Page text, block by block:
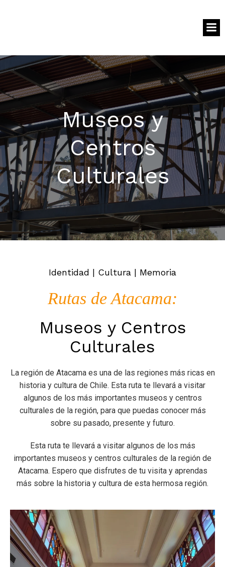
Museos y
Centros
Culturales
Identidad | Cultura | Memoria
Rutas de Atacama:
Museos y Centros
Culturales
La región de Atacama es una de las regiones más ricas en
historia y cultura de Chile. Esta ruta te llevará a visitar
algunos de los más importantes museos y centros
culturales de la región, para que puedas conocer más
sobre su pasado, presente y futuro.
Esta ruta te llevará a visitar algunos de los más
importantes museos y centros culturales de la región de
Atacama. Espero que disfrutes de tu visita y aprendas
más sobre la historia y cultura de esta hermosa región.